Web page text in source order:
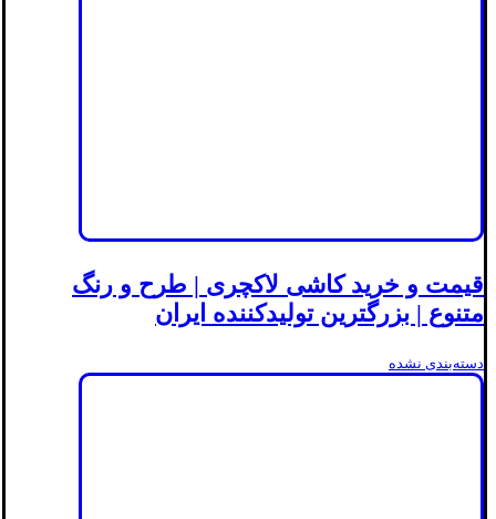
قیمت و خرید کاشی لاکچری | طرح و رنگ
متنوع | بزرگترین تولیدکننده ایران
دسته‌بندی نشده